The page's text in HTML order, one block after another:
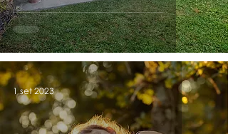
1 set 2023